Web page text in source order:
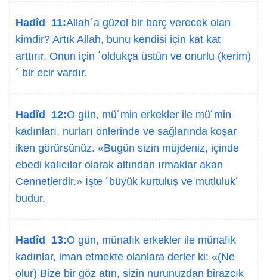
Hadîd 11:Allah´a güzel bir borç verecek olan
kimdir? Artık Allah, bunu kendisi için kat kat
arttırır. Onun için ´oldukça üstün ve onurlu (kerim)
´ bir ecir vardır.
Hadîd 12:O gün, mü´min erkekler ile mü´min
kadınları, nurları önlerinde ve sağlarında koşar
iken görürsünüz. «Bugün sizin müjdeniz, içinde
ebedi kalıcılar olarak altından ırmaklar akan
Cennetlerdir.» İşte ´büyük kurtuluş ve mutluluk´
budur.
Hadîd 13:O gün, münafık erkekler ile münafık
kadınlar, iman etmekte olanlara derler ki: «(Ne
olur) Bize bir göz atın, sizin nurunuzdan birazcık